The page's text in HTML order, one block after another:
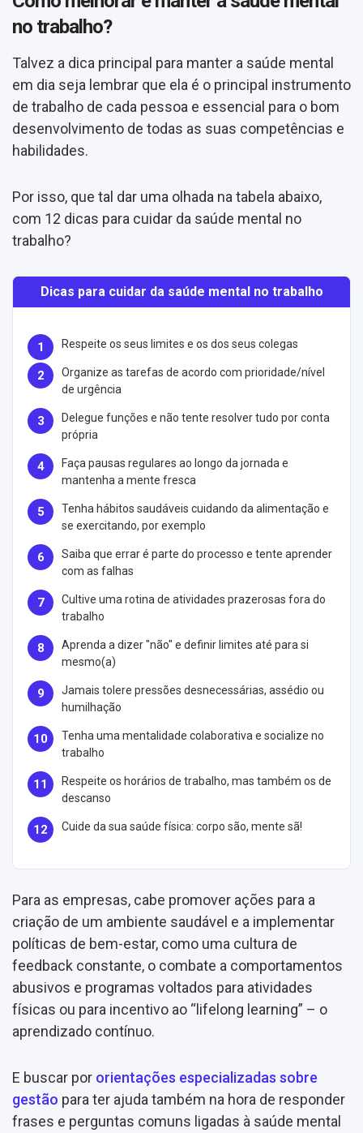
no trabalho?
Talvez a dica principal para manter a saúde mental
em dia seja lembrar que ela é o principal instrumento
de trabalho de cada pessoa e essencial para o bom
desenvolvimento de todas as suas competências e
habilidades.
Por isso, que tal dar uma olhada na tabela abaixo,
com 12 dicas para cuidar da saúde mental no
trabalho?
Dicas para cuidar da saúde mental no trabalho
Respeite os seus limites e os dos seus colegas
Organize as tarefas de acordo com prioridade/nível
de urgência
Delegue funções e não tente resolver tudo por conta
própria
Faça pausas regulares ao longo da jornada e
mantenha a mente fresca
Tenha hábitos saudáveis cuidando da alimentação e
se exercitando, por exemplo
Saiba que errar é parte do processo e tente aprender
com as falhas
Cultive uma rotina de atividades prazerosas fora do
trabalho
Aprenda a dizer "não" e definir limites até para si
mesmo(a)
Jamais tolere pressões desnecessárias, assédio ou
humilhação
Tenha uma mentalidade colaborativa e socialize no
trabalho
Respeite os horários de trabalho, mas também os de
descanso
Cuide da sua saúde física: corpo são, mente sã!
Para as empresas, cabe promover ações para a
criação de um ambiente saudável e a implementar
políticas de bem-estar, como uma cultura de
feedback constante, o combate a comportamentos
abusivos e programas voltados para atividades
físicas ou para incentivo ao “lifelong learning” – o
aprendizado contínuo.
E buscar por orientações especializadas sobre
gestão para ter ajuda também na hora de responder
frases e perguntas comuns ligadas à saúde mental